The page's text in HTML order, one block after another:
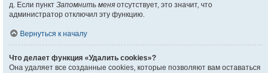
д. Если пункт Запомнить меня отсутствует, это значит, что
администратор отключил эту функцию.
Вернуться к началу
Что делает функция «Удалить cookies»?
Она удаляет все созданные cookies, которые позволяют вам оставаться